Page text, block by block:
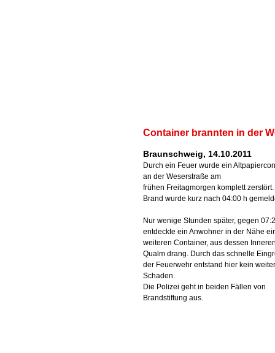
Container brannten in der
Braunschweig, 14.10.2011
Durch ein Feuer wurde ein
an der Weserstraße am
frühen Freitagmorgen komplett
Brand wurde kurz nach 04:00 h
Nur wenige Stunden später, gegen
entdeckte ein Anwohner in der Nähe
weiteren Container, aus dessen
Qualm drang. Durch das schnelle
der Feuerwehr entstand hier kein
Schaden.
Die Polizei geht in beiden Fällen von
Brandstiftung aus.